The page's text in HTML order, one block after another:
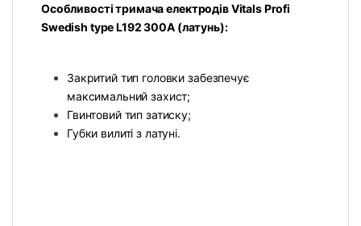
Особливості тримача електродів Vitals Profi
Swedish type L192 300A (латунь):
Закритий тип головки забезпечує
максимальний захист;
Гвинтовий тип затиску;
Губки вилиті з латуні.